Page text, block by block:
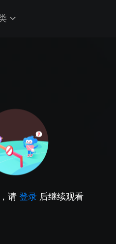
请 登录 后继续观看